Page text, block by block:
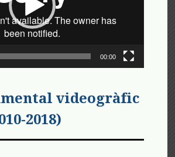
00:00
videogràfic
2018)